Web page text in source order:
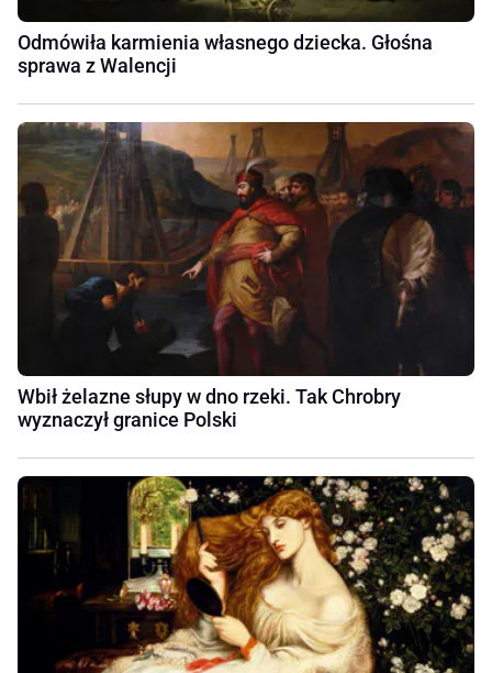
Odmówiła karmienia własnego dziecka. Głośna
sprawa z Walencji
Wbił żelazne słupy w dno rzeki. Tak Chrobry
wyznaczył granice Polski